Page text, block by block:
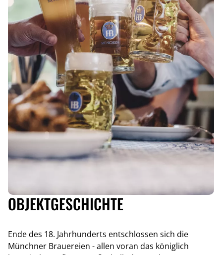
OBJEKTGESCHICHTE
Ende des 18. Jahrhunderts entschlossen sich die
Münchner Brauereien - allen voran das königlich